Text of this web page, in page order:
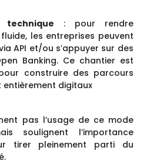
technique : pour rendre
fluide, les entreprises peuvent
API et/ou s’appuyer sur des
Banking. Ce chantier est
construire des parcours
entièrement digitaux
pas l’usage de ce mode
soulignent l’importance
tirer pleinement parti du